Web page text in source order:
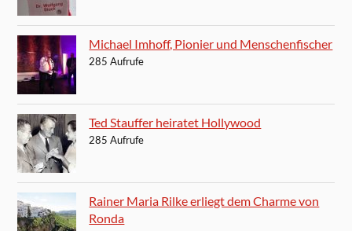
Michael Imhoff, Pionier und Menschenfischer
285 Aufrufe
Ted Stauffer heiratet Hollywood
285 Aufrufe
Rainer Maria Rilke erliegt dem Charme von
Ronda